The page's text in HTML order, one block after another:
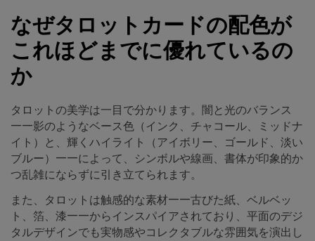
なぜタロットカードの配色が
これほどまでに優れているの
か
タロットの美学は一目で分かります。闇と光のバランス
——影のようなベース色（インク、チャコール、ミッドナ
イト）と、輝くハイライト（アイボリー、ゴールド、淡い
ブルー）——によって、シンボルや線画、書体が印象的か
つ乱雑にならずに引き立てられます。
また、タロットは触感的な素材——古びた紙、ベルベッ
ト、箔、漆——からインスパイアされており、平面のデジ
タルデザインでも実物感やコレクタブルな雰囲気を演出し